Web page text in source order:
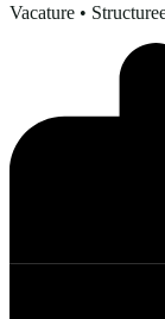
Vacature •